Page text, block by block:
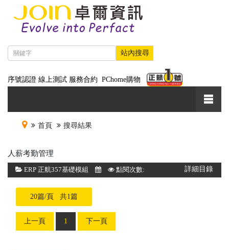
序號認證 線上測試 服務合約 PChome購物
首頁 搜尋結果
人薪考勤管理
ERP 正航357基礎模組 點閱次數: 詳細目錄
20篇/頁 共1篇
上一頁 1 下一頁